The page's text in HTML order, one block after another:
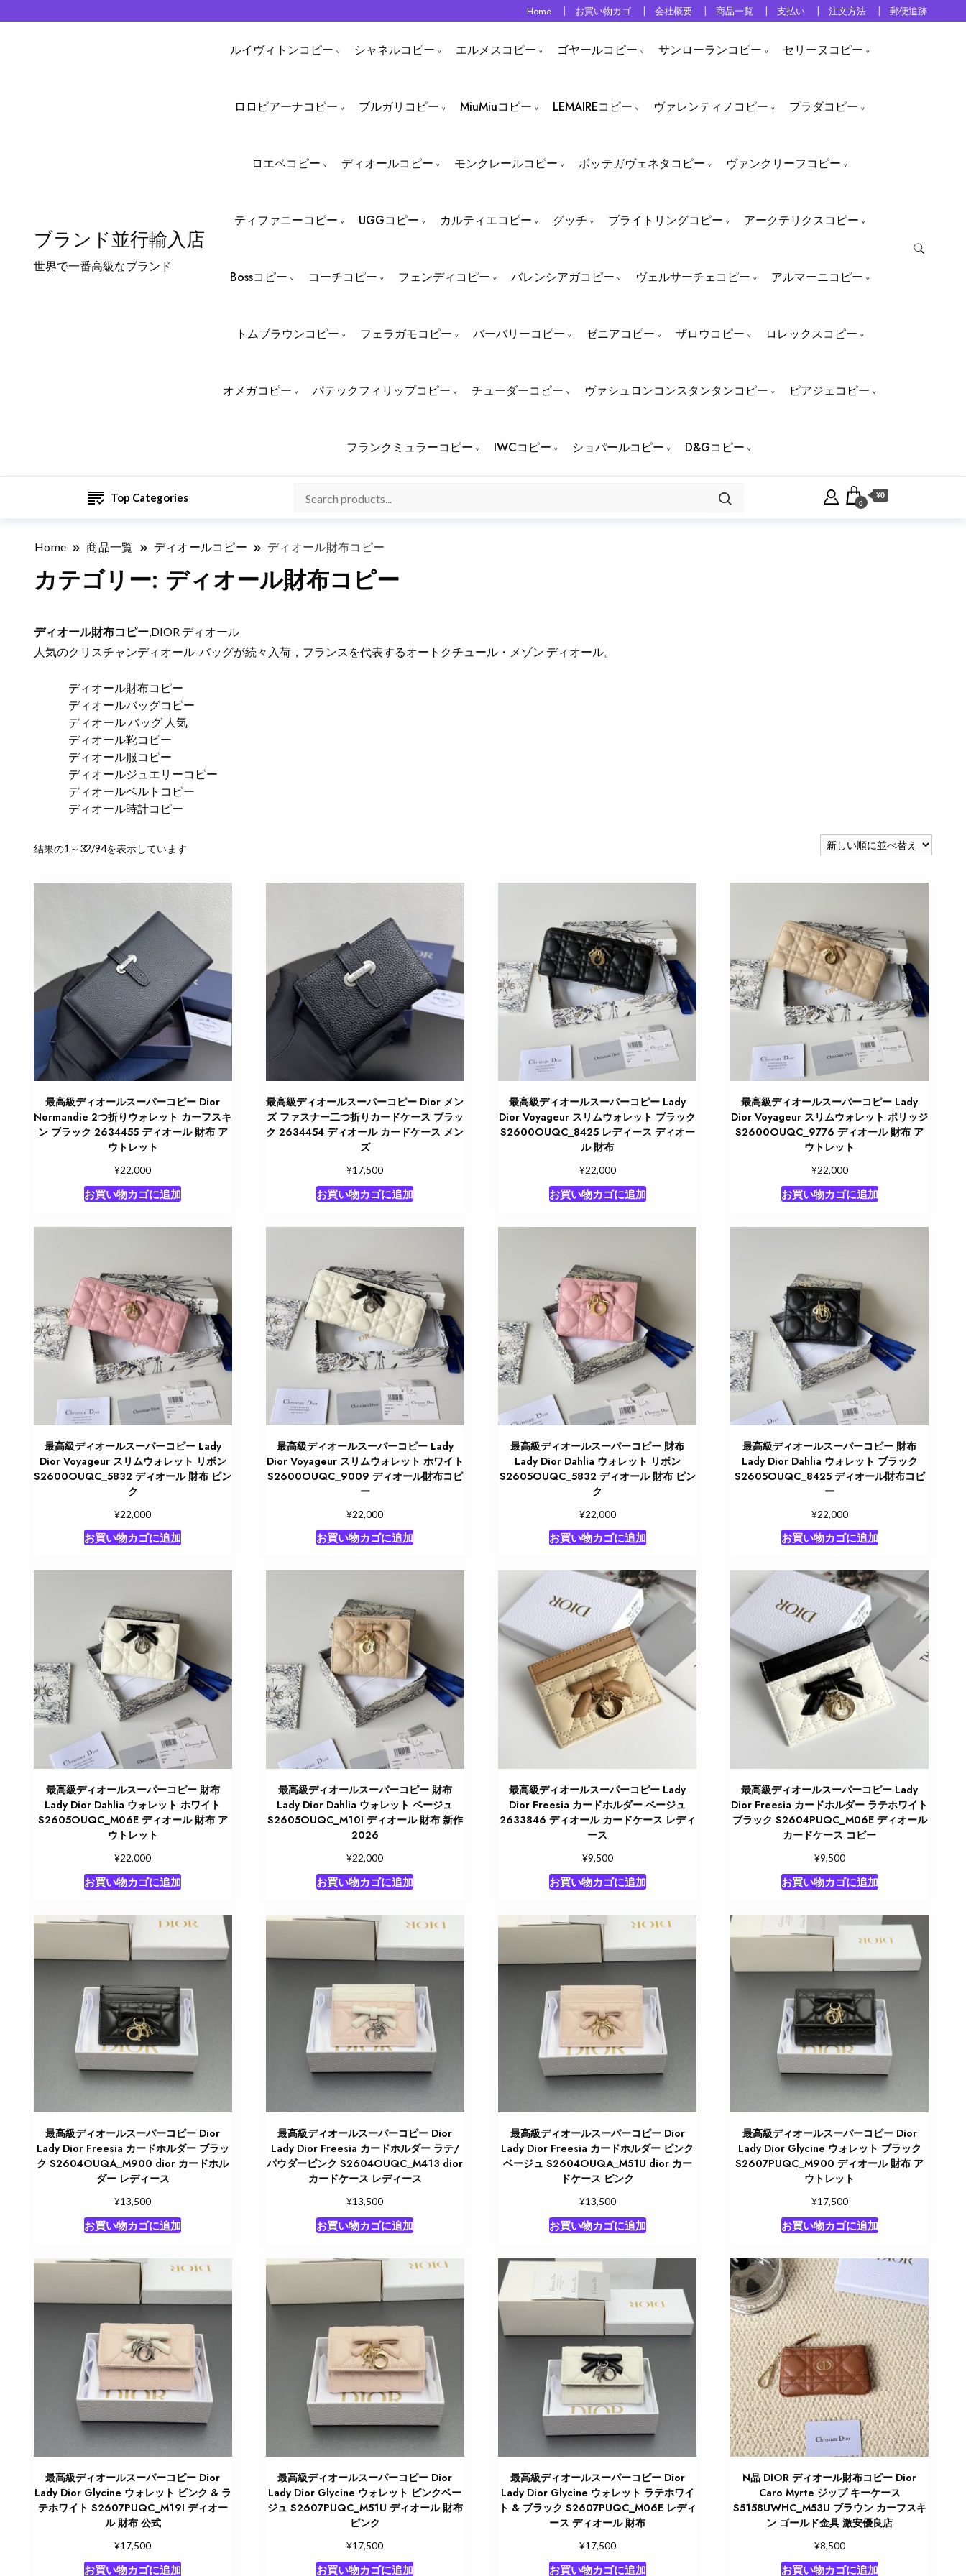
Home お買い物カゴ 会社概要 商品一覧 支払い 注文方法 郵便追跡
ブランド並行輸入店
世界で一番高級なブランド
ルイヴィトンコピー シャネルコピー エルメスコピー ゴヤールコピー サンローランコピー セリーヌコピー
ロロピアーナコピー ブルガリコピー MiuMiuコピー LEMAIREコピー ヴァレンティノコピー プラダコピー
ロエベコピー ディオールコピー モンクレールコピー ボッテガヴェネタコピー ヴァンクリーフコピー
ティファニーコピー UGGコピー カルティエコピー グッチ ブライトリングコピー アークテリクスコピー
Bossコピー コーチコピー フェンディコピー バレンシアガコピー ヴェルサーチェコピー アルマーニコピー
トムブラウンコピー フェラガモコピー バーバリーコピー ゼニアコピー ザロウコピー ロレックスコピー
オメガコピー パテックフィリップコピー チューダーコピー ヴァシュロンコンスタンタンコピー ピアジェコピー
フランクミュラーコピー IWCコピー ショパールコピー D&Gコピー
Top Categories 0
¥0
Home 商品一覧 ディオールコピー ディオール財布コピー
カテゴリー: ディオール財布コピー
ディオール財布コピー,DIOR ディオール
人気のクリスチャンディオール-バッグが続々入荷，フランスを代表するオートクチュール・メゾン ディオール。
ディオール財布コピー
ディオールバッグコピー
ディオール バッグ 人気
ディオール靴コピー
ディオール服コピー
ディオールジュエリーコピー
ディオールベルトコピー
ディオール時計コピー
結果の1～32/94を表示しています
い
最高級ディオールスーパーコピー Dior
Normandie 2つ折りウォレット カーフスキ
ン ブラック 2634455 ディオール 財布 ア
ウトレット
¥22,000
お買い物カゴに追加
最高級ディオールスーパーコピー Dior メン
ズ ファスナー二つ折りカードケース ブラッ
ク 2634454 ディオール カードケース メン
ズ
¥17,500
お買い物カゴに追加
最高級ディオールスーパーコピー Lady
Dior Voyageur スリムウォレット ブラック
S2600OUQC_8425 レディース ディオー
ル 財布
¥22,000
お買い物カゴに追加
最高級ディオールスーパーコピー Lady
Dior Voyageur スリムウォレット ポリッジ
S2600OUQC_9776 ディオール 財布 ア
ウトレット
¥22,000
お買い物カゴに追加
最高級ディオールスーパーコピー Lady
Dior Voyageur スリムウォレット リボン
S2600OUQC_5832 ディオール 財布 ピン
ク
¥22,000
お買い物カゴに追加
最高級ディオールスーパーコピー Lady
Dior Voyageur スリムウォレット ホワイト
S2600OUQC_9009 ディオール財布コピ
ー
¥22,000
お買い物カゴに追加
最高級ディオールスーパーコピー 財布
Lady Dior Dahlia ウォレット リボン
S2605OUQC_5832 ディオール 財布 ピン
ク
¥22,000
お買い物カゴに追加
最高級ディオールスーパーコピー 財布
Lady Dior Dahlia ウォレット ブラック
S2605OUQC_8425 ディオール財布コピ
ー
¥22,000
お買い物カゴに追加
最高級ディオールスーパーコピー 財布
Lady Dior Dahlia ウォレット ホワイト
S2605OUQC_M06E ディオール 財布 ア
ウトレット
¥22,000
お買い物カゴに追加
最高級ディオールスーパーコピー 財布
Lady Dior Dahlia ウォレット ベージュ
S2605OUQC_M10I ディオール 財布 新作
2026
¥22,000
お買い物カゴに追加
最高級ディオールスーパーコピー Lady
Dior Freesia カードホルダー ベージュ
2633846 ディオール カードケース レディ
ース
¥9,500
お買い物カゴに追加
最高級ディオールスーパーコピー Lady
Dior Freesia カードホルダー ラテホワイト
ブラック S2604PUQC_M06E ディオール
カードケース コピー
¥9,500
お買い物カゴに追加
最高級ディオールスーパーコピー Dior
Lady Dior Freesia カードホルダー ブラッ
ク S2604OUQA_M900 dior カードホル
ダー レディース
¥13,500
お買い物カゴに追加
最高級ディオールスーパーコピー Dior
Lady Dior Freesia カードホルダー ラテ/
パウダーピンク S2604OUQC_M413 dior
カードケース レディース
¥13,500
お買い物カゴに追加
最高級ディオールスーパーコピー Dior
Lady Dior Freesia カードホルダー ピンク
ベージュ S2604OUQA_M51U dior カー
ドケース ピンク
¥13,500
お買い物カゴに追加
最高級ディオールスーパーコピー Dior
Lady Dior Glycine ウォレット ブラック
S2607PUQC_M900 ディオール 財布 ア
ウトレット
¥17,500
お買い物カゴに追加
最高級ディオールスーパーコピー Dior
Lady Dior Glycine ウォレット ピンク & ラ
テホワイト S2607PUQC_M19I ディオー
ル 財布 公式
¥17,500
お買い物カゴに追加
最高級ディオールスーパーコピー Dior
Lady Dior Glycine ウォレット ピンクベー
ジュ S2607PUQC_M51U ディオール 財布
ピンク
¥17,500
お買い物カゴに追加
最高級ディオールスーパーコピー Dior
Lady Dior Glycine ウォレット ラテホワイ
ト & ブラック S2607PUQC_M06E レディ
ース ディオール 財布
¥17,500
お買い物カゴに追加
N品 DIOR ディオール財布コピー Dior
Caro Myrte ジップ キーケース
S5158UWHC_M53U ブラウン カーフスキ
ン ゴールド金具 激安優良店
¥8,500
お買い物カゴに追加